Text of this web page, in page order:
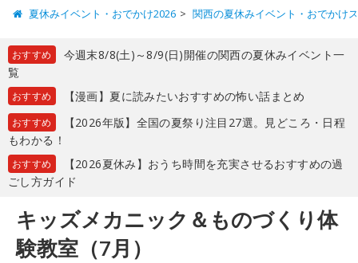
夏休みイベント・おでかけ2026 関西の夏休みイベント・おでかけ
おすすめ
今週末8/8(土)～8/9(日)開催の関西の夏休みイベント一
覧
おすすめ 【漫画】夏に読みたいおすすめの怖い話まとめ
おすすめ
【2026年版】全国の夏祭り注目27選。見どころ・日程
もわかる！
おすすめ
【2026夏休み】おうち時間を充実させるおすすめの過
ごし方ガイド
キッズメカニック＆ものづくり体
験教室（7月）